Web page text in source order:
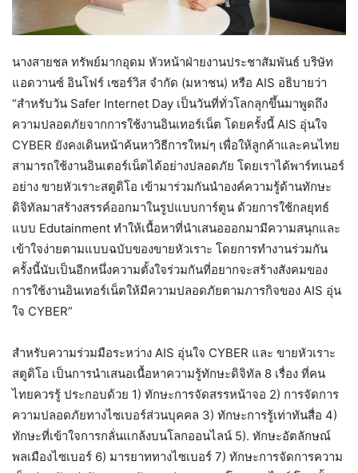
นางสายชล ทรัพย์มากอุดม หัวหน้าฝ่ายงานประชาสัมพันธ์ บริษัท
แอดวานซ์ อินโฟร์ เซอร์วิส จำกัด (มหาชน) หรือ AIS อธิบายว่า
“สำหรับวัน Safer Internet Day เป็นวันที่ทั่วโลกลุกขึ้นมาพูดถึง
ความปลอดภัยจากการใช้งานอินเทอร์เน็ต โดยครั้งนี้ AIS อุ่นใจ
CYBER ยังคงเดินหน้าค้นหาวิธีการใหม่ๆ เพื่อให้ลูกค้าและคนไทย
สามารถใช้งานอินเตอร์เน็ตได้อย่างปลอดภัย โดยเราได้พาร์ทเนอร์
อย่าง ขายหัวเราะสตูดิโอ เข้ามาร่วมกันนำองค์ความรู้ด้านทักษะ
ดิจิทัลมาสร้างสรรค์ออกมาในรูปแบบการ์ตูน ด้วยการใช้กลยุทธ์
แบบ Edutainment ทำให้เนื้อหาที่นำเสนอออกมามีความสนุกและ
เข้าใจง่ายตามแบบฉบับของขายหัวเราะ โดยการทำงานร่วมกัน
ครั้งนี้นับเป็นอีกหนึ่งความตั้งใจร่วมกันที่อยากจะสร้างสังคมของ
การใช้งานอินเทอร์เน็ตให้มีความปลอดภัยตามภารกิจของ AIS อุ่น
ใจ CYBER”
สำหรับความร่วมมือระหว่าง AIS อุ่นใจ CYBER และ ขายหัวเราะ
สตูดิโอ เป็นการนำเสนอเนื้อหาความรู้ทักษะดิจิทัล 8 เรื่อง ที่คน
ไทยควรรู้ ประกอบด้วย 1) ทักษะการจัดสรรหน้าจอ 2) การจัดการ
ความปลอดภัยทางไซเบอร์ส่วนบุคคล 3) ทักษะการรู้เท่าทันสื่อ 4)
ทักษะที่เข้าใจการกลั่นแกล้งบนโลกออนไลน์ 5). ทักษะอัตลักษณ์
พลเมืองไซเบอร์ 6) มารยาททางไซเบอร์ 7) ทักษะการจัดการความ